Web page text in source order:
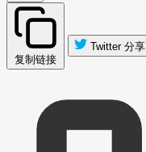
复制链接
Twitter 分享